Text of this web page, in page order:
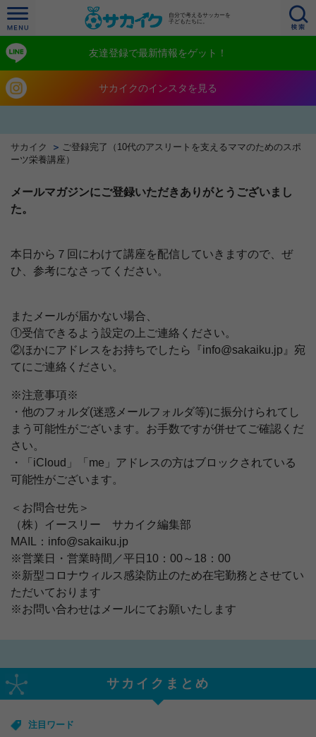
自分で考えるサッカーを
子どもたちに。
友達登録で最新情報をゲット！
サカイクのインスタを見る
サカイク
ご登録完了（10代のアスリートを支えるママのためのスポ
ーツ栄養講座）
メールマガジンにご登録いただきありがとうございまし
た。
本日から７回にわけて講座を配信していきますので、ぜ
ひ、参考になさってください。
またメールが届かない場合、
①受信できるよう設定の上ご連絡ください。
②ほかにアドレスをお持ちでしたら『info@sakaiku.jp』宛
てにご連絡ください。
※注意事項※
・他のフォルダ(迷惑メールフォルダ等)に振分けられてし
まう可能性がございます。お手数ですが併せてご確認くだ
さい。
・「iCloud」「me」アドレスの方はブロックされている
可能性がございます。
＜お問合せ先＞
（株）イースリー サカイク編集部
MAIL：info@sakaiku.jp
※営業日・営業時間／平日10：00～18：00
※新型コロナウィルス感染防止のため在宅勤務とさせてい
ただいております
※お問い合わせはメールにてお願いたします
サカイクまとめ
注目ワード